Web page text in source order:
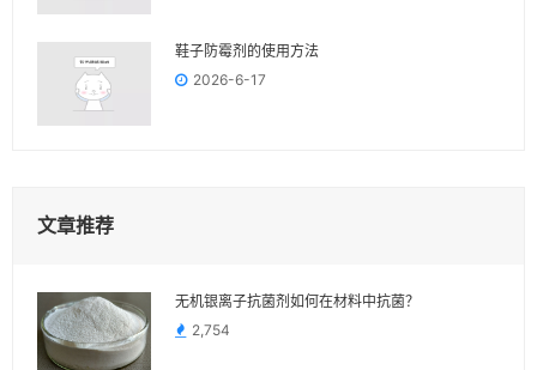
鞋子防霉剂的使用方法
2026-6-17
文章推荐
无机银离子抗菌剂如何在材料中抗菌？
2,754